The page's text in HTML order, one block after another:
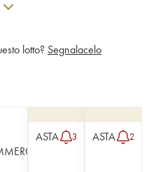
lotto? Segnalacelo
ASTA 3 ASTA 2